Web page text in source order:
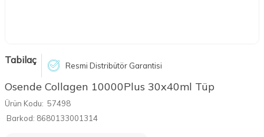
Tabilaç Resmi Distribütör Garantisi
Osende Collagen 10000Plus 30x40ml Tüp
Ürün Kodu: 57498
Barkod: 8680133001314